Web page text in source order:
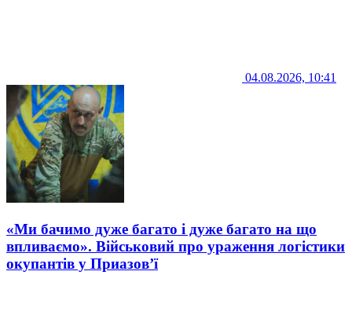
04.08.2026, 10:41
«Ми бачимо дуже багато і дуже багато на що
впливаємо». Військовий про ураження логістики
окупантів у Приазов’ї